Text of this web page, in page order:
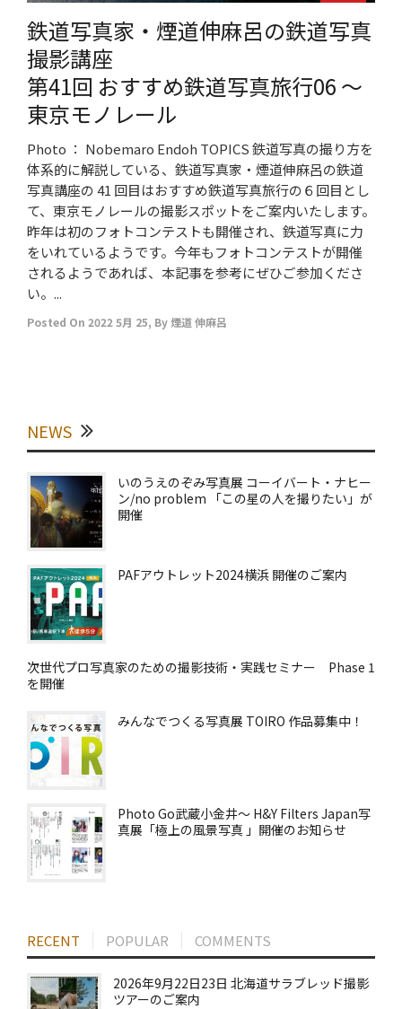
鉄道写真家・煙道伸麻呂の鉄道写真
撮影講座
第41回 おすすめ鉄道写真旅行06 ～
東京モノレール
Photo ： Nobemaro Endoh TOPICS 鉄道写真の撮り方を
体系的に解説している、鉄道写真家・煙道伸麻呂の鉄道
写真講座の 41 回目はおすすめ鉄道写真旅行の６回目とし
て、東京モノレールの撮影スポットをご案内いたします。
昨年は初のフォトコンテストも開催され、鉄道写真に力
をいれているようです。今年もフォトコンテストが開催
されるようであれば、本記事を参考にぜひご参加くださ
い。...
Posted On 2022 5月 25, By 煙道 伸麻呂
NEWS
いのうえのぞみ写真展 コーイバート・ナヒー
ン/no problem 「この星の人を撮りたい」が
開催
PAFアウトレット2024横浜 開催のご案内
次世代プロ写真家のための撮影技術・実践セミナー Phase 1
を開催
みんなでつくる写真展 TOIRO 作品募集中！
Photo Go武蔵小金井～ H&Y Filters Japan写
真展「極上の風景写真 」開催のお知らせ
RECENT POPULAR COMMENTS
2026年9月22日23日 北海道サラブレッド撮影
ツアーのご案内